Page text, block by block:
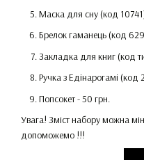
Маска для сну (код
Брелок гаманець (код
Закладка для книг (код
Ручка з Едінарогамі (код
Попсокет - 50 грн.
Увага! Зміст набору можна
допоможемо !!!